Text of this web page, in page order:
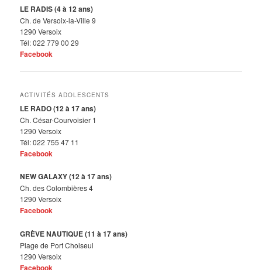
LE RADIS (4 à 12 ans)
Ch. de Versoix-la-Ville 9
1290 Versoix
Tél: 022 779 00 29
Facebook
ACTIVITÉS ADOLESCENTS
LE RADO (12 à 17 ans)
Ch. César-Courvoisier 1
1290 Versoix
Tél: 022 755 47 11
Facebook
NEW GALAXY (12 à 17 ans)
Ch. des Colombières 4
1290 Versoix
Facebook
GRÈVE NAUTIQUE (11 à 17 ans)
Plage de Port Choiseul
1290 Versoix
Facebook